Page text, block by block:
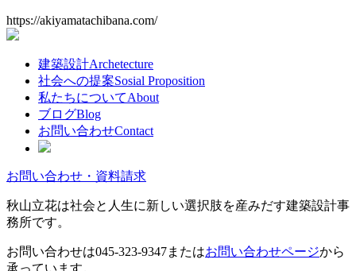
https://akiyamatachibana.com/
建築設計Archetecture
社会への提案Sosial Proposition
私たちについてAbout
ブログBlog
お問い合わせContact
お問い合わせ・資料請求
秋山立花は社会と人生に新しい選択肢を産みだす建築設計事
務所です。
お問い合わせは045-323-9347またはお問い合わせページから
承っています。